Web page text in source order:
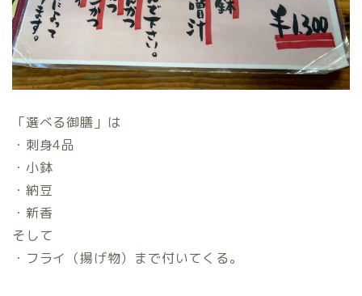
「選べる御膳」は
・刺身4品
・小鉢
・納豆
・新香
そして
・フライ（揚げ物）まで付いてくる。